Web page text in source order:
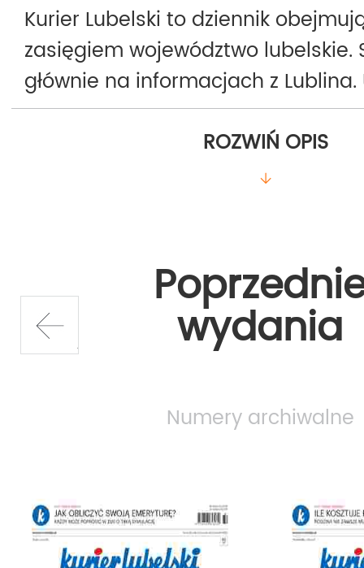
Kurier Lubelski to dziennik
zasięgiem województwo lubelskie.
głównie na informacjach z Lublina.
od 1957 roku, chociaż nazwa
roku 1830. Wydawany jest trzy
Ma charakter informacyjno-
przekazywanych informacji. W
wydania magazynowego
dodatek telewizyjny.
kulturalne w lublinie,mieszkania w
praca lublin,program telewizyjny,
ROZWIŃ OPIS
wydania
Numery archiwalne
prev